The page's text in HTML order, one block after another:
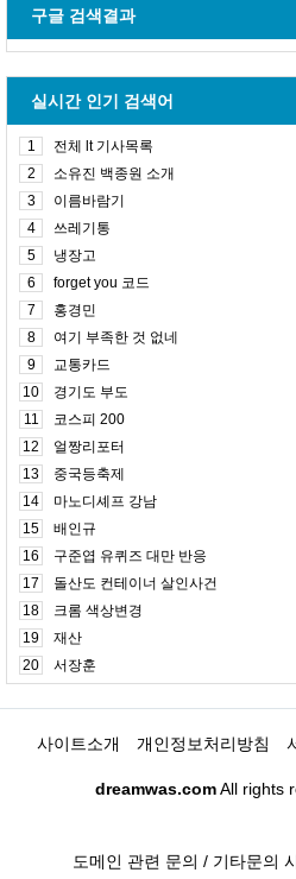
구글 검색결과
실시간 인기 검색어
1
전체 lt 기사목록
2
소유진 백종원 소개
3
이름바람기
4
쓰레기통
5
냉장고
6
forget you 코드
7
홍경민
8
여기 부족한 것 없네
9
교통카드
10
경기도 부도
11
코스피 200
12
얼짱리포터
13
중국등축제
14
마노디셰프 강남
15
배인규
16
구준엽 유퀴즈 대만 반응
17
돌산도 컨테이너 살인사건
18
크롬 색상변경
19
재산
20
서장훈
사이트소개 개인정보처리방침
dreamwas.comAll rights
도메인 관련 문의 / 기타문의